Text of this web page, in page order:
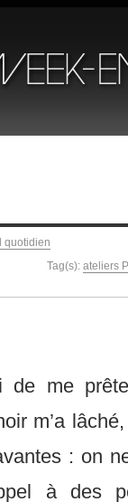
quotidien
Tag(s): ateliers
de me
m’a
: on
à des